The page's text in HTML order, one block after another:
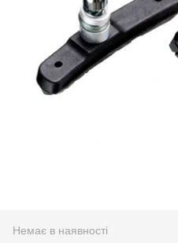
Немає в наявності